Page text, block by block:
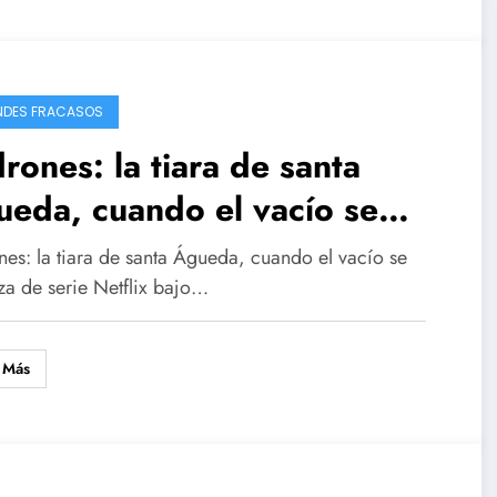
FRACASOS
la tiara de santa
cuando el vacío se
de serie
la tiara de santa Águeda, cuando el vacío se
de serie Netflix bajo…